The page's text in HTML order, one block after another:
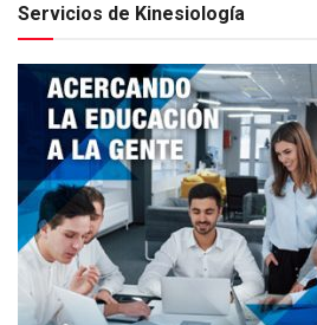
Servicios de Kinesiología